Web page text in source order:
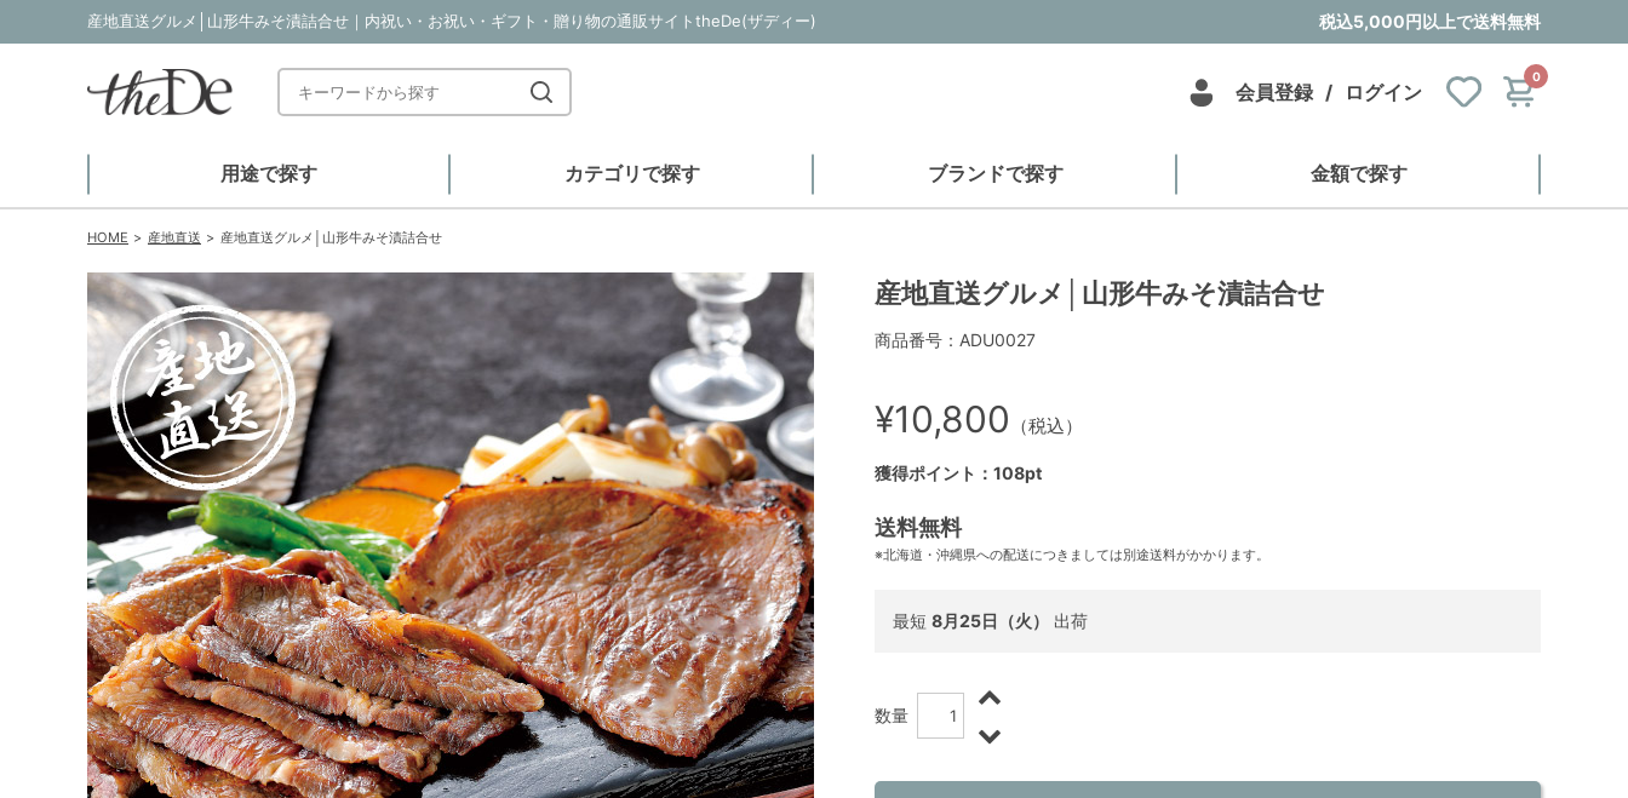
産地直送グルメ│山形牛みそ漬詰合せ｜内祝い・お祝い・ギフト・贈り物の通販サイトtheDe(ザディー) 税込5,000円以上で送料無料
会員登録 / ログイン
0
用途で探す カテゴリで探す ブランドで探す 金額で探す
HOME 産地直送 産地直送グルメ│山形牛みそ漬詰合せ
産地直送グルメ│山形牛みそ漬詰合せ
商品番号：ADU0027
¥10,800 （税込）
獲得ポイント：108pt
送料無料
※北海道・沖縄県への配送につきましては別途送料がかかります。
最短 8月25日（火） 出荷
数量